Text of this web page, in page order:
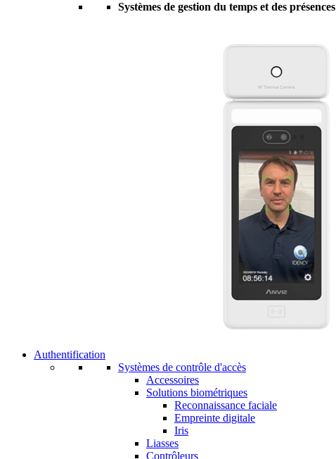
Systèmes de gestion du temps et des présences
Authentification
Systèmes de contrôle d'accès
Accessoires
Solutions biométriques
Reconnaissance faciale
Empreinte digitale
Iris
Liasses
Contrôleurs